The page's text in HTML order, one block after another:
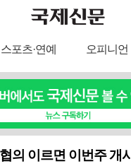
스포츠·연예 오피니언
의 이르면 이번주 개시